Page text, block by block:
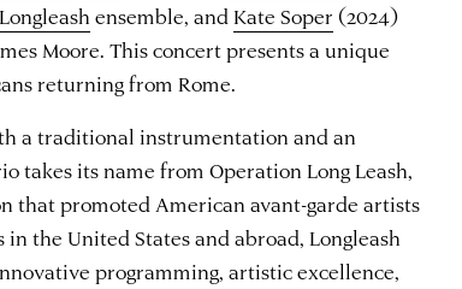
Longleash ensemble, andKate Soper (2024)
Moore. This concert presents a unique
returning from Rome.
a traditional instrumentation and an
takes its name from Operation Long Leash,
that promoted American avant-garde artists
the United States and abroad, Longleash
programming, artistic excellence,